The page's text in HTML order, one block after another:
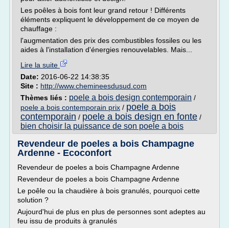
Les poêles à bois font leur grand retour ! Différents
éléments expliquent le développement de ce moyen de
chauffage :
l'augmentation des prix des combustibles fossiles ou les
aides à l'installation d'énergies renouvelables. Mais...
Lire la suite
Date: 2016-06-22 14:38:35
Site : http://www.chemineesdusud.com
Thèmes liés : poele a bois design contemporain /
poele a bois contemporain prix / poele a bois
contemporain / poele a bois design en fonte /
bien choisir la puissance de son poele a bois
Revendeur de poeles a bois Champagne
Ardenne - Ecoconfort
Revendeur de poeles a bois Champagne Ardenne
Revendeur de poeles a bois Champagne Ardenne
Le poêle ou la chaudière à bois granulés, pourquoi cette
solution ?
Aujourd'hui de plus en plus de personnes sont adeptes au
feu issu de produits à granulés